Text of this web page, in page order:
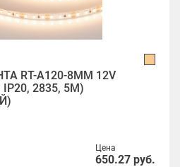
RT-A120-8MM 12V
2835, 5M)
Цена
650.27 руб.